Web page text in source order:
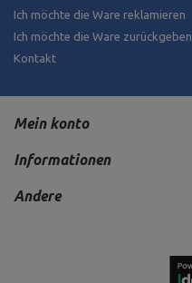
Ich möchte die Ware reklamieren
Ich möchte die Ware zurückgeben
Kontakt
Mein konto
Informationen
Andere